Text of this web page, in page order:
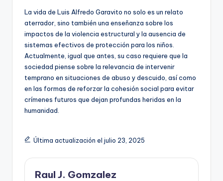
La vida de Luis Alfredo Garavito no solo es un relato
aterrador, sino también una enseñanza sobre los
impactos de la violencia estructural y la ausencia de
sistemas efectivos de protección para los niños.
Actualmente, igual que antes, su caso requiere que la
sociedad piense sobre la relevancia de intervenir
temprano en situaciones de abuso y descuido, así como
en las formas de reforzar la cohesión social para evitar
crímenes futuros que dejan profundas heridas en la
humanidad.
Última actualización el julio 23, 2025
Raul J. Gomzalez